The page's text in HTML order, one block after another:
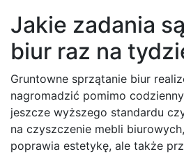
Jakie zadania
biur raz na
Gruntowne sprzątanie biur
nagromadzić pomimo
jeszcze wyższego standardu
na czyszczenie mebli
poprawia estetykę, ale także